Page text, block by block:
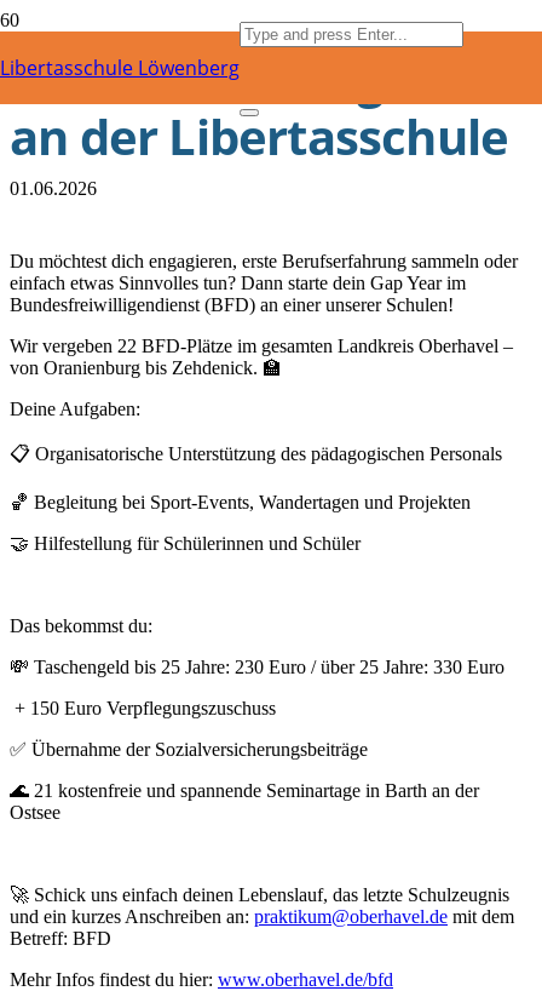
Libertasschule Löwenberg
an der Libertasschule
01.06.2026
Du möchtest dich engagieren, erste Berufserfahrung sammeln oder
einfach etwas Sinnvolles tun? Dann starte dein Gap Year im
Bundesfreiwilligendienst (BFD) an einer unserer Schulen!
Wir vergeben 22 BFD-Plätze im gesamten Landkreis Oberhavel –
von Oranienburg bis Zehdenick. 🏫
Deine Aufgaben:
📋 Organisatorische Unterstützung des pädagogischen Personals
🏀 Begleitung bei Sport-Events, Wandertagen und Projekten
🤝 Hilfestellung für Schülerinnen und Schüler
Das bekommst du:
💸 Taschengeld bis 25 Jahre: 230 Euro / über 25 Jahre: 330 Euro
+ 150 Euro Verpflegungszuschuss
✅ Übernahme der Sozialversicherungsbeiträge
🌊 21 kostenfreie und spannende Seminartage in Barth an der
Ostsee
🚀 Schick uns einfach deinen Lebenslauf, das letzte Schulzeugnis
und ein kurzes Anschreiben an: praktikum@oberhavel.de mit dem
Betreff: BFD
Mehr Infos findest du hier: www.oberhavel.de/bfd